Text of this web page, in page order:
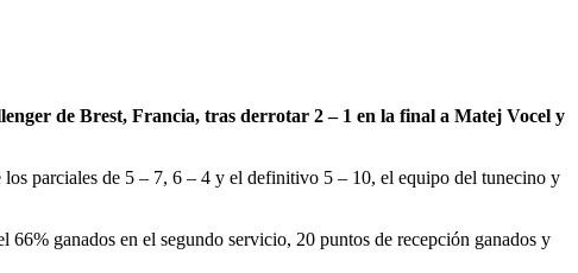
de Brest, Francia, tras derrotar 2 – 1 en la final a Matej Vocel y
parciales de 5 – 7, 6 – 4 y el definitivo 5 – 10, el equipo del tunecino y
ganados en el segundo servicio, 20 puntos de recepción ganados y